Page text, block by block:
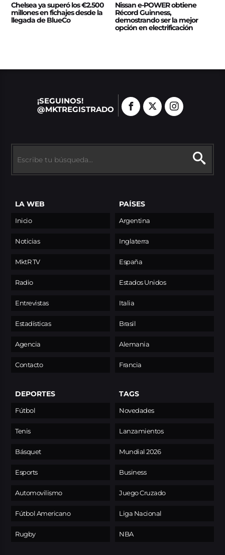
Chelsea ya superó los €2.500
millones en fichajes desde la
llegada de BlueCo
Nissan e‑POWER obtiene
Récord Guinness,
demostrando ser la mejor
opción en electrificación
¡SEGUINOS!
@MKTREGISTRADO
LA WEB
Inicio
Noticias
MktR TV
Radio
Entrevistas
Estadísticas
Agencia
Contacto
PAÍSES
Argentina
Inglaterra
España
Estados Unidos
Italia
Brasil
Alemania
Francia
DEPORTES
Fútbol
Tenis
Básquet
Esports
Automovilismo
Fútbol Americano
Rugby
TAGS
Novedades
Lanzamientos
Mundial 2026
Business
Juego Cruzado
Liga Nacional
NBA